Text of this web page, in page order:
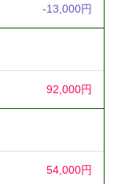
-13,000円
92,000円
54,000円